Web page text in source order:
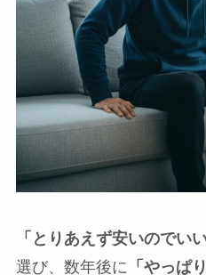
「とりあえず安いのでいい
選び、数年後に 「やっぱ